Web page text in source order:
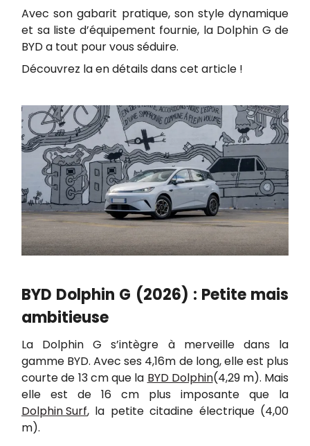
Avec son gabarit pratique, son style dynamique
et sa liste d’équipement fournie, la Dolphin G de
BYD a tout pour vous séduire.
Découvrez la en détails dans cet article !
BYD Dolphin G (2026) : Petite mais
ambitieuse
La Dolphin G s’intègre à merveille dans la
gamme BYD. Avec ses 4,16m de long, elle est plus
courte de 13 cm que la BYD Dolphin(4,29 m). Mais
elle est de 16 cm plus imposante que la
Dolphin Surf, la petite citadine électrique (4,00
m).